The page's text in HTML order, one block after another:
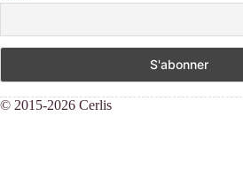
© 2015-2026 Cerlis